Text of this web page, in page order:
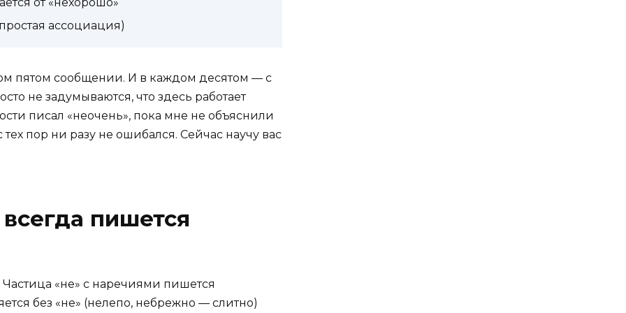
ассоциация)
пятом сообщении. И в каждом десятом — с
не задумываются, что здесь работает
писал «неочень», пока мне не объяснили
пор ни разу не ошибался. Сейчас научу вас
пишется
«не» с наречиями пишется
без «не» (нелепо, небрежно — слитно)